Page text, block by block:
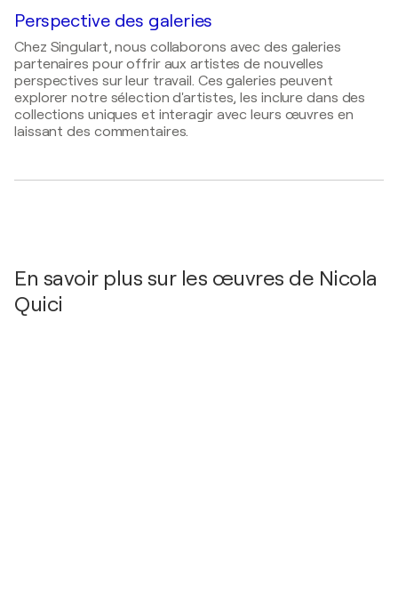
Int. Artfair-Innbruck 25.-27. Okt / Innsbruck
Contemporary Art Fair - Innsbruck, Autriche
2017
Explosionen der Farben un Formen / Rheinflden
Stadt Galerie - Zollstrasse, Allemagne
Innsbruck Austria / INNSBRUCK - Innsbruck,
Perspective des galeries
Chez Singulart, nous collaborons avec des galeries
partenaires pour offrir aux artistes de nouvelles
perspectives sur leur travail. Ces galeries peuvent
explorer notre sélection d'artistes, les inclure dans des
collections uniques et interagir avec leurs œuvres en
laissant des commentaires.
En savoir plus sur les œuvres de Nicola
Quici